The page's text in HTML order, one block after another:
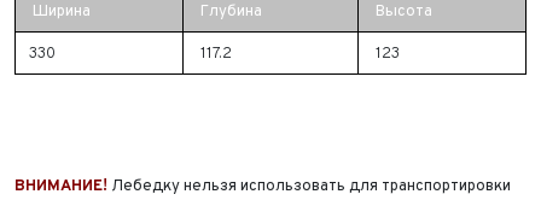
Ширина Глубина Высота
330 117.2 123
ВНИМАНИЕ! Лебедку нельзя использовать для транспортировки